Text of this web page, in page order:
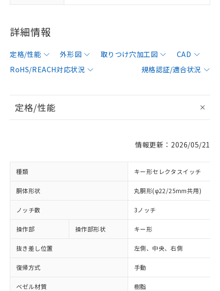
詳細情報
定格/性能 外形図 取りつけ穴加工図
CAD
RoHS/REACH対応状況
規格認証/適合状況
定格/性能
情報更新：2026/05/21
種類 キー形セレクタスイッチ
胴体形状 丸胴形(φ22/25mm共用)
ノッチ数 3ノッチ
操作部 操作部形状 キー形
抜き差し位置 左側、中央、右側
復帰方式 手動
ベゼル材質 樹脂